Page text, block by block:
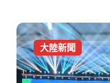
大陸新聞